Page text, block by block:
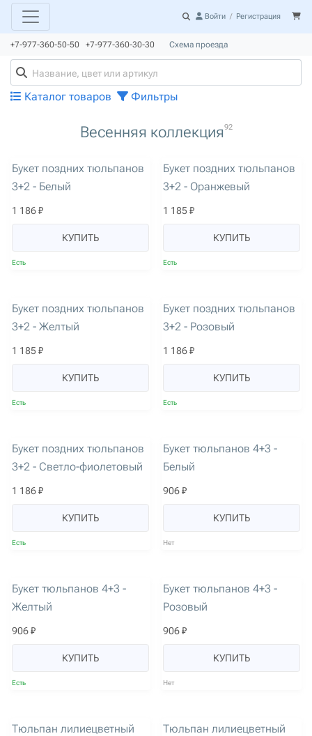
Войти / Регистрация
+7-977-360-50-50 +7-977-360-30-30 Схема проезда
Каталог товаров Фильтры
Весенняя коллекция92
Букет поздних тюльпанов
3+2 - Белый
1 186 ₽
КУПИТЬ
Есть
Букет поздних тюльпанов
3+2 - Оранжевый
1 185 ₽
КУПИТЬ
Есть
Букет поздних тюльпанов
3+2 - Желтый
1 185 ₽
КУПИТЬ
Есть
Букет поздних тюльпанов
3+2 - Розовый
1 186 ₽
КУПИТЬ
Есть
Букет поздних тюльпанов
3+2 - Светло-фиолетовый
1 186 ₽
КУПИТЬ
Есть
Букет тюльпанов 4+3 -
Белый
906 ₽
КУПИТЬ
Нет
Букет тюльпанов 4+3 -
Желтый
906 ₽
КУПИТЬ
Есть
Букет тюльпанов 4+3 -
Розовый
906 ₽
КУПИТЬ
Нет
Тюльпан лилиецветный
Тюльпан лилиецветный